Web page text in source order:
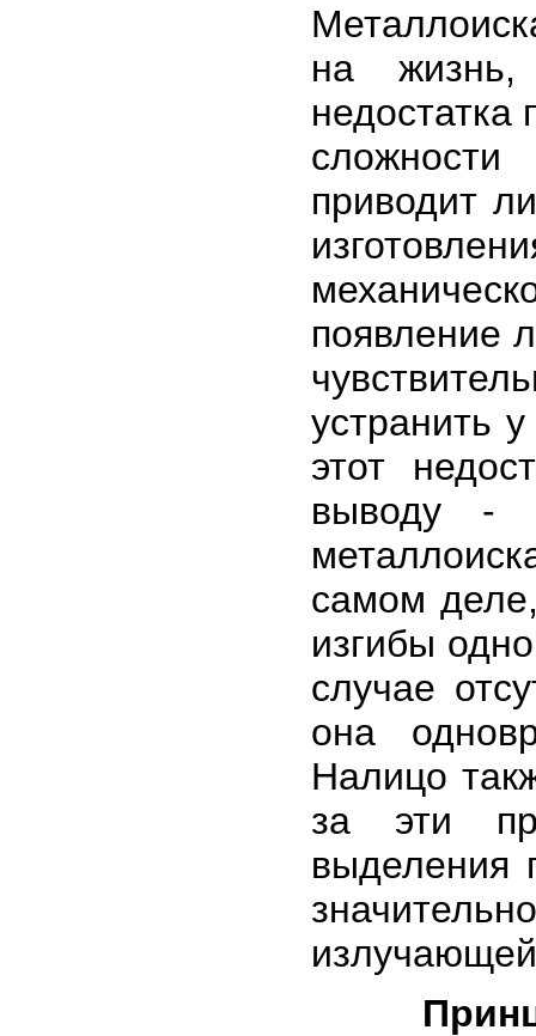
на жизнь,
сложности
приводит
появление
устранить
этот
выводу -
самом
изгибы
случае
она
Налицо
за эти
выделения